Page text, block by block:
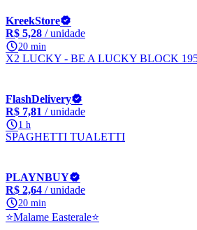
KreekStore
R$ 5,28 / unidade
20 min
X2 LUCKY - BE A LUCKY BLOCK
FlashDelivery
R$ 7,81 / unidade
1 h
SPAGHETTI TUALETTI
PLAYNBUY
R$ 2,64 / unidade
20 min
⭐Malame Easterale⭐